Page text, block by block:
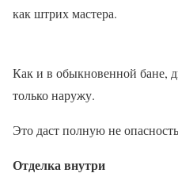
как штрих мастера.
Как и в обыкновенной бане,
только наружу.
Это даст полную не
Отделка внутри